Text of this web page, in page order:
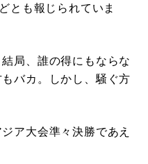
とも報じられていま
局、誰の得にもならな
バカ。しかし、騒ぐ方
ア大会準々決勝であえ